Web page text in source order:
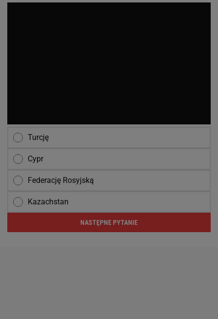
Turcję
Cypr
Federację Rosyjską
Kazachstan
NASTĘPNE PYTANIE